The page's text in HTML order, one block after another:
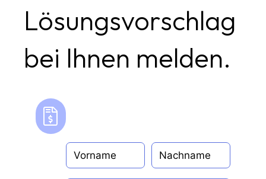
Lösungsvorschlag
bei Ihnen melden.